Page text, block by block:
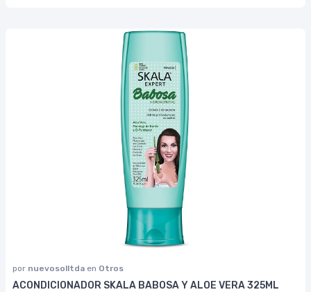
por nuevosolltda en Otros
ACONDICIONADOR SKALA BABOSA Y ALOE VERA 325ML